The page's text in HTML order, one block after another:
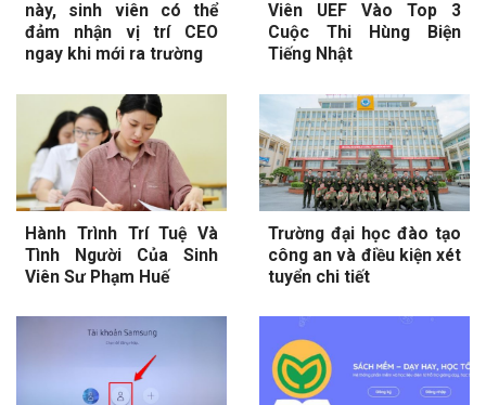
này, sinh viên có thể
đảm nhận vị trí CEO
ngay khi mới ra trường
Viên UEF Vào Top 3
Cuộc Thi Hùng Biện
Tiếng Nhật
Hành Trình Trí Tuệ Và
Tình Người Của Sinh
Viên Sư Phạm Huế
Trường đại học đào tạo
công an và điều kiện xét
tuyển chi tiết